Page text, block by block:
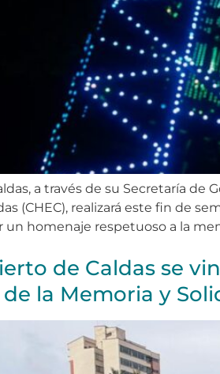
a través de su Secretaría
(CHEC), realizará este fin de
un homenaje respetuoso a la
de Caldas se
la Memoria y